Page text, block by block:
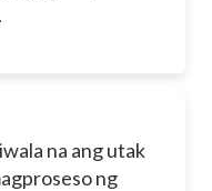
na ang utak
ng